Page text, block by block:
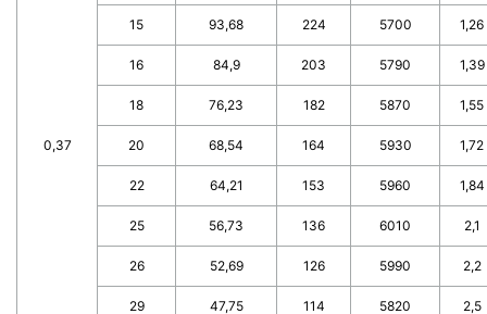
0,37
15 93,68 224 5700 1,26
16 84,9 203 5790 1,39
18 76,23 182 5870 1,55
20 68,54 164 5930 1,72
22 64,21 153 5960 1,84
25 56,73 136 6010 2,1
26 52,69 126 5990 2,2
29 47,75 114 5820 2,5